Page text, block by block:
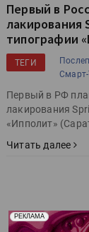
Первый в
лакирования
типографии
ТЕГИ
Смарт-
Первый в РФ
лакирования
«Ипполит»
Читать далее
РЕКЛАМА
Реклама.
Печати" erid: